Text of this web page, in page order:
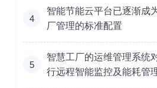
4
智能节能云平台已逐渐成
厂管理的标准配置
5
智慧工厂的运维管理系统
行远程智能监控及能耗管